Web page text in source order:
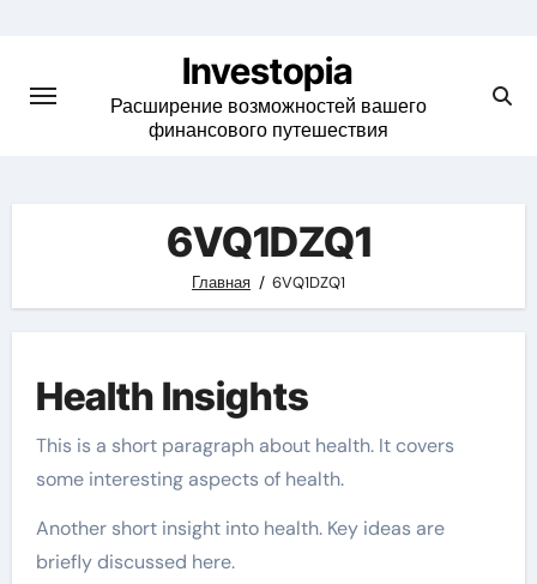
content
Investopia
Расширение возможностей вашего
финансового путешествия
6VQ1DZQ1
Главная 6VQ1DZQ1
Health Insights
This is a short paragraph about health. It covers
some interesting aspects of health.
Another short insight into health. Key ideas are
briefly discussed here.